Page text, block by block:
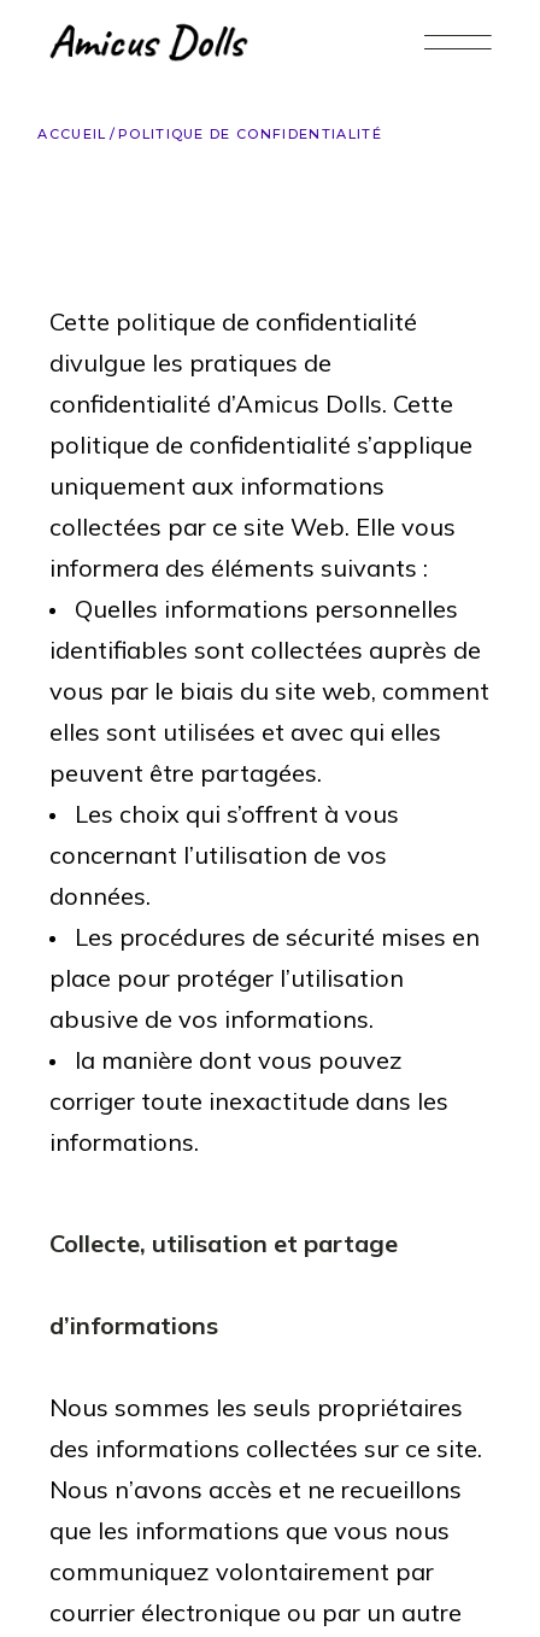
ACCUEIL POLITIQUE DE CONFIDENTIALITÉ
Cette politique de confidentialité
divulgue les pratiques de
confidentialité d’Amicus Dolls. Cette
politique de confidentialité s’applique
uniquement aux informations
collectées par ce site Web. Elle vous
informera des éléments suivants :
Quelles informations personnelles
identifiables sont collectées auprès de
vous par le biais du site web, comment
elles sont utilisées et avec qui elles
peuvent être partagées.
Les choix qui s’offrent à vous
concernant l’utilisation de vos
données.
Les procédures de sécurité mises en
place pour protéger l’utilisation
abusive de vos informations.
la manière dont vous pouvez
corriger toute inexactitude dans les
informations.
Collecte, utilisation et partage
d’informations
Nous sommes les seuls propriétaires
des informations collectées sur ce site.
Nous n’avons accès et ne recueillons
que les informations que vous nous
communiquez volontairement par
courrier électronique ou par un autre